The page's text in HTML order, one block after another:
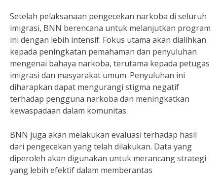
Setelah pelaksanaan pengecekan narkoba di seluruh
imigrasi, BNN berencana untuk melanjutkan program
ini dengan lebih intensif. Fokus utama akan dialihkan
kepada peningkatan pemahaman dan penyuluhan
mengenai bahaya narkoba, terutama kepada petugas
imigrasi dan masyarakat umum. Penyuluhan ini
diharapkan dapat mengurangi stigma negatif
terhadap pengguna narkoba dan meningkatkan
kewaspadaan dalam komunitas.
BNN juga akan melakukan evaluasi terhadap hasil
dari pengecekan yang telah dilakukan. Data yang
diperoleh akan digunakan untuk merancang strategi
yang lebih efektif dalam memberantas